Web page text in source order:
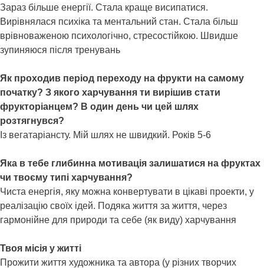
Зараз більше енергії. Стала краще висипатися.
Вирівнялася психіка та ментальний стан. Стала більш
врівноваженою психологічно, стресостійкою. Швидше
зупиняюся після тренувань
Як проходив період переходу на фрукти на самому
початку? З якого харчування ти вирішив стати
фрукторіанцем? В один день чи цей шлях
розтягнувся?
Із вегатаріансту. Мій шлях не швидкий. Років 5-6
Яка в тебе глибинна мотивація залишатися на фруктах
чи твоєму типі харчування?
Чиста енергія, яку можна конвертувати в цікаві проекти, у
реалізацію своїх ідей. Подяка життя за життя, через
гармонійне для природи та себе (як виду) харчування
Твоя місія у житті
Прожити життя художника та автора (у різних творчих